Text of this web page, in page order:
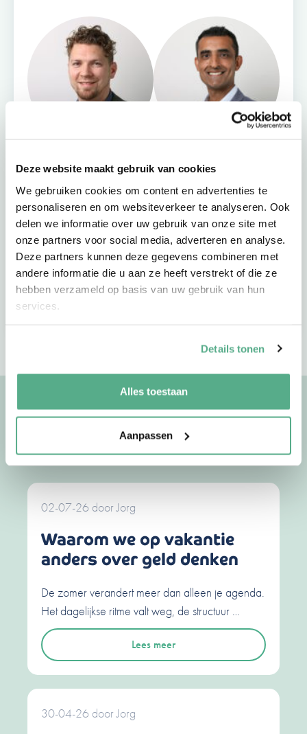
Deze website maakt gebruik van cookies
We gebruiken cookies om content en advertenties te
personaliseren en om websiteverkeer te analyseren. Ook
delen we informatie over uw gebruik van onze site met
onze partners voor social media, adverteren en analyse.
Deze partners kunnen deze gegevens combineren met
andere informatie die u aan ze heeft verstrekt of die ze
hebben verzameld op basis van uw gebruik van hun
services.
Details tonen
Alles toestaan
Aanpassen
+72
Vind jouw adviseur
Uitgelichte artikelen
Bekijk meer artikelen
02-07-26 doorJorg
Waarom we op vakantie
anders over geld denken
De zomer verandert meer dan alleen je agenda.
Het dagelijkse ritme valt weg, de structuur …
Lees meer
30-04-26 doorJorg